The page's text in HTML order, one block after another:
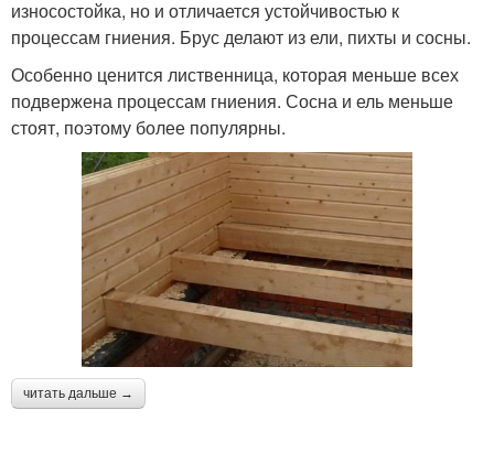
износостойка, но и отличается устойчивостью к
процессам гниения. Брус делают из ели, пихты и сосны.
Особенно ценится лиственница, которая меньше всех
подвержена процессам гниения. Сосна и ель меньше
стоят, поэтому более популярны.
читать дальше →